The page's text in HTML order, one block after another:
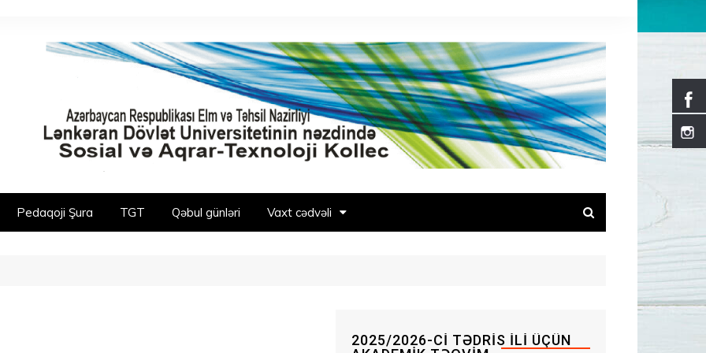
Pedaqoji Şura TGT Qəbul günləri Vaxt cədvəli
2025/2026-CI TƏDRIS ILI ÜÇÜN